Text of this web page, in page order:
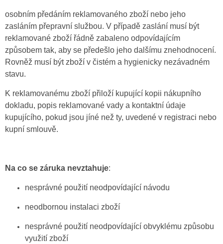
osobním předáním reklamovaného zboží nebo jeho
zasláním přepravní službou. V případě zaslání musí být
reklamované zboží řádně zabaleno odpovídajícím
způsobem tak, aby se předešlo jeho dalšímu znehodnocení.
Rovněž musí být zboží v čistém a hygienicky nezávadném
stavu.
K reklamovanému zboží přiloží kupující kopii nákupního
dokladu, popis reklamované vady a kontaktní údaje
kupujícího, pokud jsou jíné než ty, uvedené v registraci nebo
kupní smlouvě.
Na co se záruka nevztahuje:
nesprávné použití neodpovídající návodu
neodbornou instalaci zboží
nesprávné použití neodpovídající obvyklému způsobu
využití zboží